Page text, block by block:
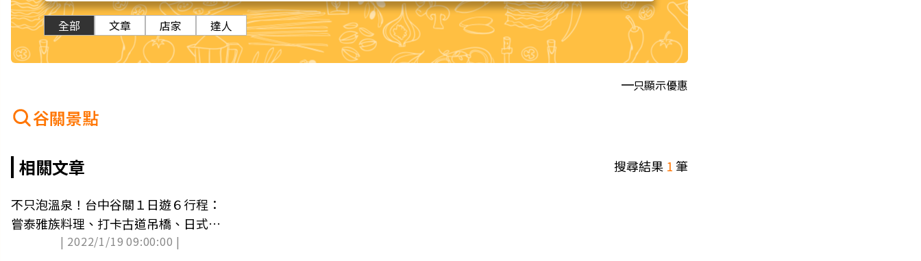
全部 文章 店家 達人
只顯示優惠
谷關景點
相關文章 搜尋結果 1筆
不只泡溫泉！台中谷關１日遊６行程：
嘗泰雅族料理、打卡古道吊橋、日式燈
| 2022/1/19 09:00:00 |